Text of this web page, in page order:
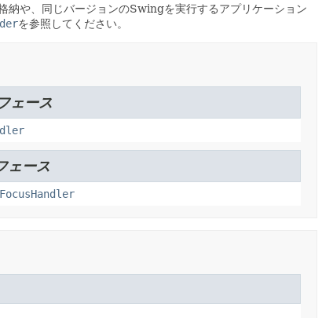
納や、同じバージョンのSwingを実行するアプリケーション
を参照してください。
ェース
ェース